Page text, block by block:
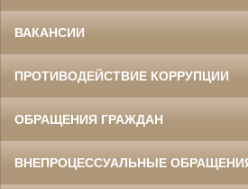
ВАКАНСИИ
ПРОТИВОДЕЙСТВИЕ КОРРУПЦИИ
ОБРАЩЕНИЯ ГРАЖДАН
ВНЕПРОЦЕССУАЛЬНЫЕ